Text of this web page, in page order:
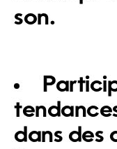
son.
dans des